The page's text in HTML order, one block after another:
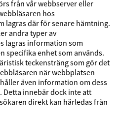
från vår webbserver eller
hos
lagras där för senare hämtning.
andra typer av
lagras information som
specifika enhet som används.
teckensträng som gör det
när webbplatsen
även information om dess
innebär dock inte att
direkt kan härledas från